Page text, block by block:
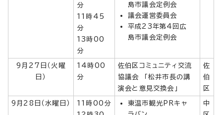
分
11時45
分
13時00
分
島市議会定例会
議会運営委員会
平成23年第4回広
島市議会定例会
9月27日（火曜
日）
14時00
分
佐伯区コミュニティ交流
協議会 「松井市長の講
演会と意見交換会」
佐
伯
区
9月28日（水曜日）
11時00分
東温市観光PRキャ
中